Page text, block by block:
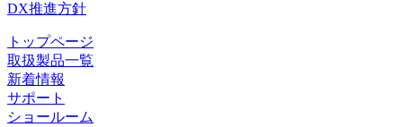
DX推進方針
トップページ
取扱製品一覧
新着情報
サポート
ショールーム